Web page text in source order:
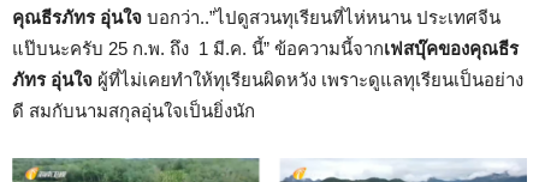
คุณธีรภัทร อุ่นใจ บอกว่า..”ไปดูสวนทุเรียนที่ไห่หนาน ประเทศจีน
แป๊บนะครับ 25 ก.พ. ถึง 1 มี.ค. นี้” ข้อความนี้จากเฟสบุ๊คของคุณธีร
ภัทร อุ่นใจ ผู้ที่ไม่เคยทำให้ทุเรียนผิดหวัง เพราะดูแลทุเรียนเป็นอย่าง
ดี สมกับนามสกุลอุ่นใจเป็นยิ่งนัก